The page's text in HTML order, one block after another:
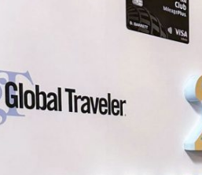
Emirates ile Arsenal sözleşmeyi 2033 yılına